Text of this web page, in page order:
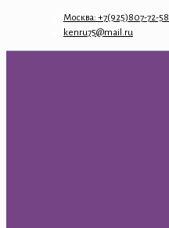
Москва: +7(925)807-72-58
kenru75@mail.ru